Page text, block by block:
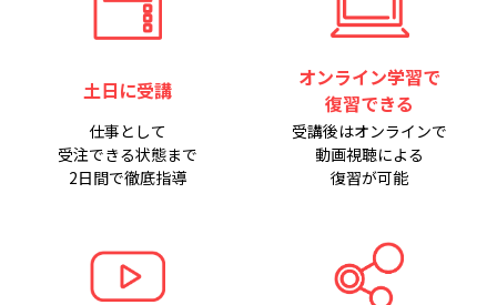
土日に受講
仕事として
受注できる状態まで
2日間で徹底指導
オンライン学習で
復習できる
受講後はオンラインで
動画視聴による
復習が可能